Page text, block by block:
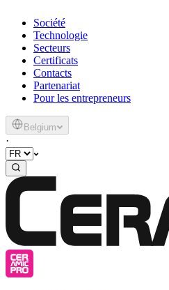
Société
Technologie
Secteurs
Certificats
Contacts
Partenariat
Pour les entrepreneurs
Belgium
·